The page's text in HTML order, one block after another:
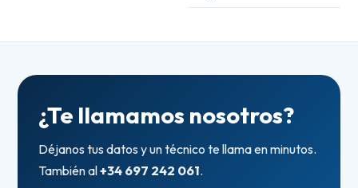
¿Te llamamos nosotros?
Déjanos tus datos y un técnico te llama en minutos.
También al+34 697 242 061.